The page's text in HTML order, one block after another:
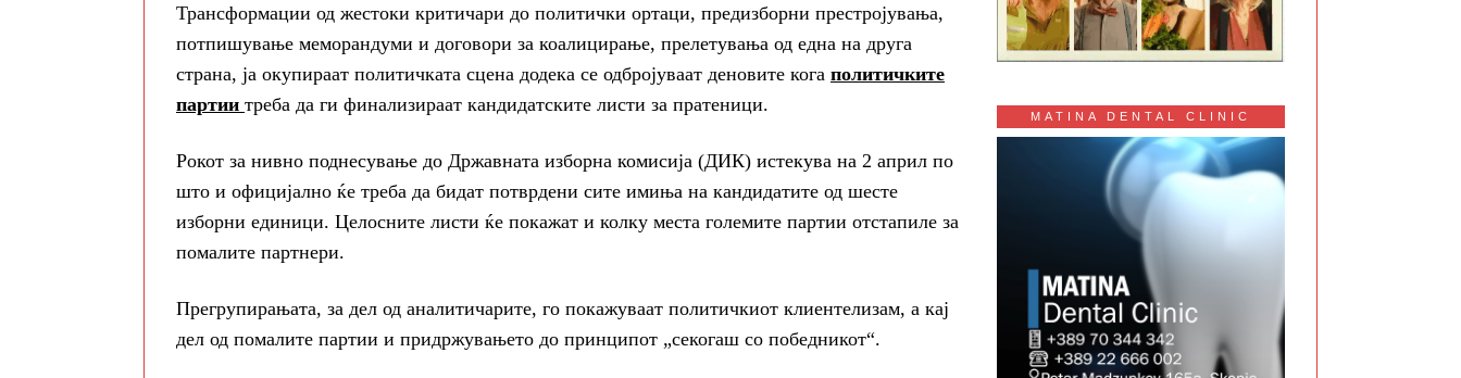
Трансформации од жестоки критичари до политички ортаци, предизборни престројувања,
потпишување меморандуми и договори за коалицирање, прелетувања од една на друга
страна, ја окупираат политичката сцена додека се одбројуваат деновите кога политичките
партии треба да ги финализираат кандидатските листи за пратеници.
Рокот за нивно поднесување до Државната изборна комисија (ДИК) истекува на 2 април по
што и официјално ќе треба да бидат потврдени сите имиња на кандидатите од шесте
изборни единици. Целосните листи ќе покажат и колку места големите партии отстапиле за
помалите партнери.
Прегрупирањата, за дел од аналитичарите, го покажуваат политичкиот клиентелизам, а кај
дел од помалите партии и придржувањето до принципот „секогаш со победникот“.
MATINA DENTAL CLINIC